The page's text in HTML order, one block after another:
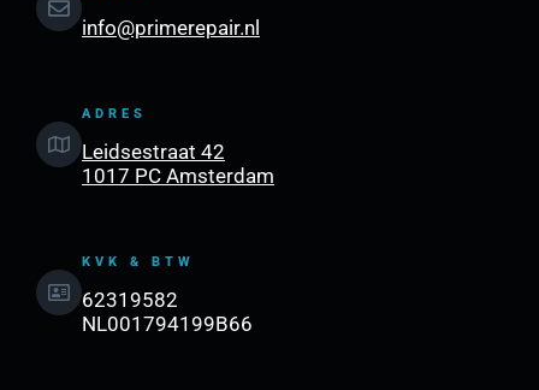
info@primerepair.nl
ADRES
Leidsestraat 42
1017 PC Amsterdam
KVK & BTW
62319582
NL001794199B66